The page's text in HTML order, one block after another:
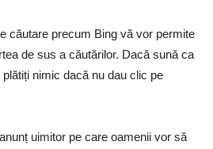
căutare precum Bing vă vor permite
de sus a căutărilor. Dacă sună ca
nimic dacă nu dau clic pe
uimitor pe care oamenii vor să